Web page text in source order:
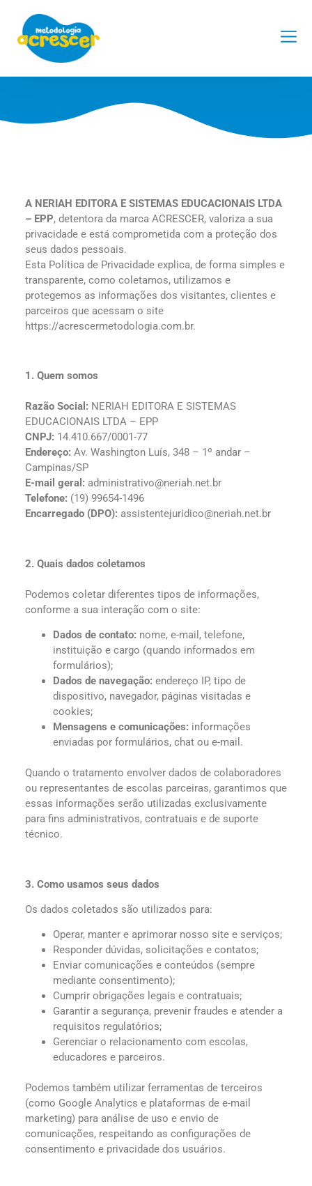
Privacidade
A NERIAH EDITORA E SISTEMAS EDUCACIONAIS LTDA
– EPP, detentora da marca ACRESCER, valoriza a sua
privacidade e está comprometida com a proteção dos
seus dados pessoais.
Esta Política de Privacidade explica, de forma simples e
transparente, como coletamos, utilizamos e
protegemos as informações dos visitantes, clientes e
parceiros que acessam o site
https://acrescermetodologia.com.br.
1. Quem somos
Razão Social: NERIAH EDITORA E SISTEMAS
EDUCACIONAIS LTDA – EPP
CNPJ: 14.410.667/0001-77
Endereço: Av. Washington Luís, 348 – 1º andar –
Campinas/SP
E-mail geral: administrativo@neriah.net.br
Telefone: (19) 99654-1496
Encarregado (DPO): assistentejuridico@neriah.net.br
2. Quais dados coletamos
Podemos coletar diferentes tipos de informações,
conforme a sua interação com o site:
Dados de contato: nome, e-mail, telefone,
instituição e cargo (quando informados em
formulários);
Dados de navegação: endereço IP, tipo de
dispositivo, navegador, páginas visitadas e
cookies;
Mensagens e comunicações: informações
enviadas por formulários, chat ou e-mail.
Quando o tratamento envolver dados de colaboradores
ou representantes de escolas parceiras, garantimos que
essas informações serão utilizadas exclusivamente
para fins administrativos, contratuais e de suporte
técnico.
3. Como usamos seus dados
Os dados coletados são utilizados para:
Operar, manter e aprimorar nosso site e serviços;
Responder dúvidas, solicitações e contatos;
Enviar comunicações e conteúdos (sempre
mediante consentimento);
Cumprir obrigações legais e contratuais;
Garantir a segurança, prevenir fraudes e atender a
requisitos regulatórios;
Gerenciar o relacionamento com escolas,
educadores e parceiros.
Podemos também utilizar ferramentas de terceiros
(como Google Analytics e plataformas de e-mail
marketing) para análise de uso e envio de
comunicações, respeitando as configurações de
consentimento e privacidade dos usuários.